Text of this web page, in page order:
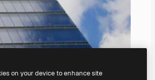
on your device to enhance site